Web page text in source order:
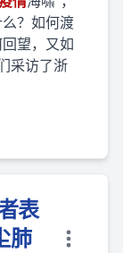
？如何渡
望，又如
采访了浙
表
肺